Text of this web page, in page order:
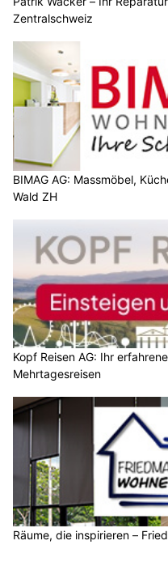
Zentralschweiz
BIMAG AG: Massmöbel,
Wald ZH
Kopf Reisen AG: Ihr
Mehrtagesreisen
Räume, die inspirieren –